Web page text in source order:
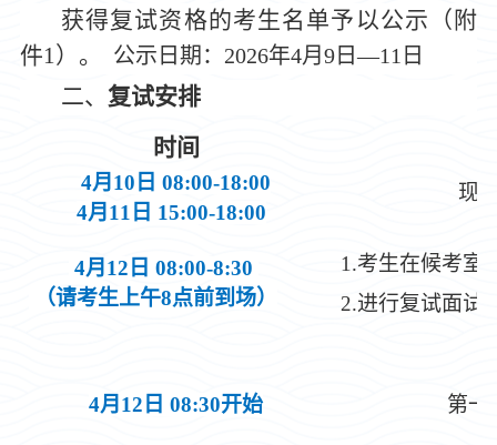
获得复试资格的考生名单予以公示（附
件1）。 公示日期：2026年4月 9日—11 日
二、 复试安排
时间
4月10日 08:00-18:00
4月11日 15:00-18:00
现
4月12日 08:00-8:30
（请考生上午8点前到场）
1.考生在候考室
2.进行复试面试
4月12日 08:30开始 第一